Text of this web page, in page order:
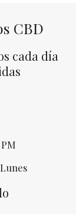
CBD
cada día